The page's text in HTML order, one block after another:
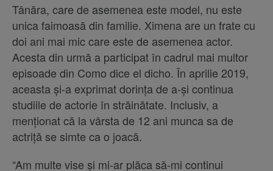
Tânăra, care de asemenea este model, nu este
unica faimoasă din familie. Ximena are un frate cu
doi ani mai mic care este de asemenea actor.
Acesta din urmă a participat în cadrul mai multor
episoade din Como dice el dicho. În aprilie 2019,
aceasta și-a exprimat dorința de a-și continua
studiile de actorie în străinătate. Inclusiv, a
menționat că la vârsta de 12 ani munca sa de
actriță se simte ca o joacă.
“Am multe vise și mi-ar plăca să-mi continui